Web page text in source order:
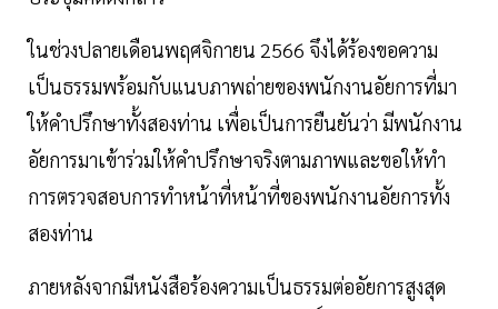
ในช่วงปลายเดือนพฤศจิกายน 2566 จึงได้ร้องขอความ
เป็นธรรมพร้อมกับแนบภาพถ่ายของพนักงานอัยการที่มา
ให้คําปรึกษาทั้งสองท่าน เพื่อเป็นการยืนยันว่า มีพนักงาน
อัยการมาเข้าร่วมให้คําปรึกษาจริงตามภาพและขอให้ทํา
การตรวจสอบการทําหน้าที่หน้าที่ของพนักงานอัยการทั้ง
สองท่าน
ภายหลังจากมีหนังสือร้องความเป็นธรรมต่ออัยการสูงสุด